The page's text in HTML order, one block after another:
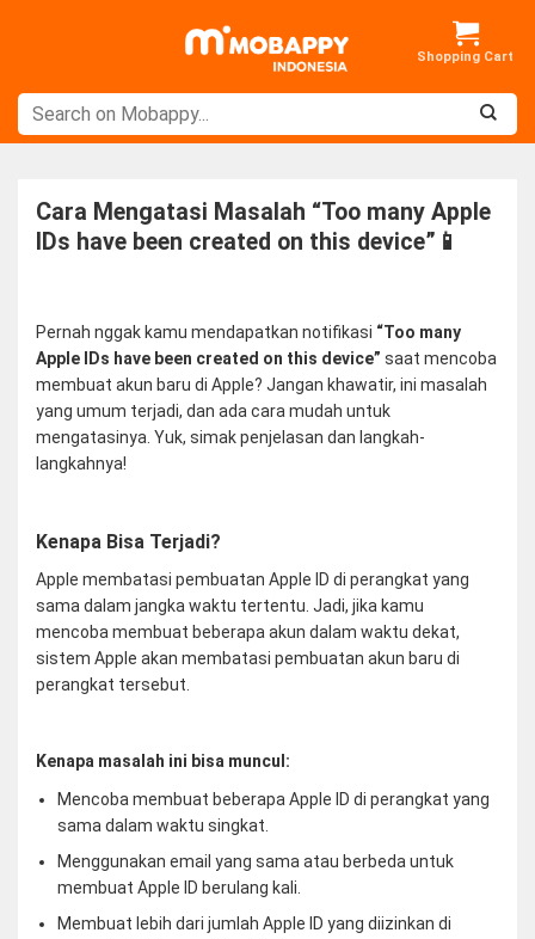
Cara Mengatasi Masalah “Too many Apple
IDs have been created on this device”📱
Pernah nggak kamu mendapatkan notifikasi “Too many
Apple IDs have been created on this device” saat mencoba
membuat akun baru di Apple? Jangan khawatir, ini masalah
yang umum terjadi, dan ada cara mudah untuk
mengatasinya. Yuk, simak penjelasan dan langkah-
langkahnya!
Kenapa Bisa Terjadi?
Apple membatasi pembuatan Apple ID di perangkat yang
sama dalam jangka waktu tertentu. Jadi, jika kamu
mencoba membuat beberapa akun dalam waktu dekat,
sistem Apple akan membatasi pembuatan akun baru di
perangkat tersebut.
Kenapa masalah ini bisa muncul:
Mencoba membuat beberapa Apple ID di perangkat yang
sama dalam waktu singkat.
Menggunakan email yang sama atau berbeda untuk
membuat Apple ID berulang kali.
Membuat lebih dari jumlah Apple ID yang diizinkan di